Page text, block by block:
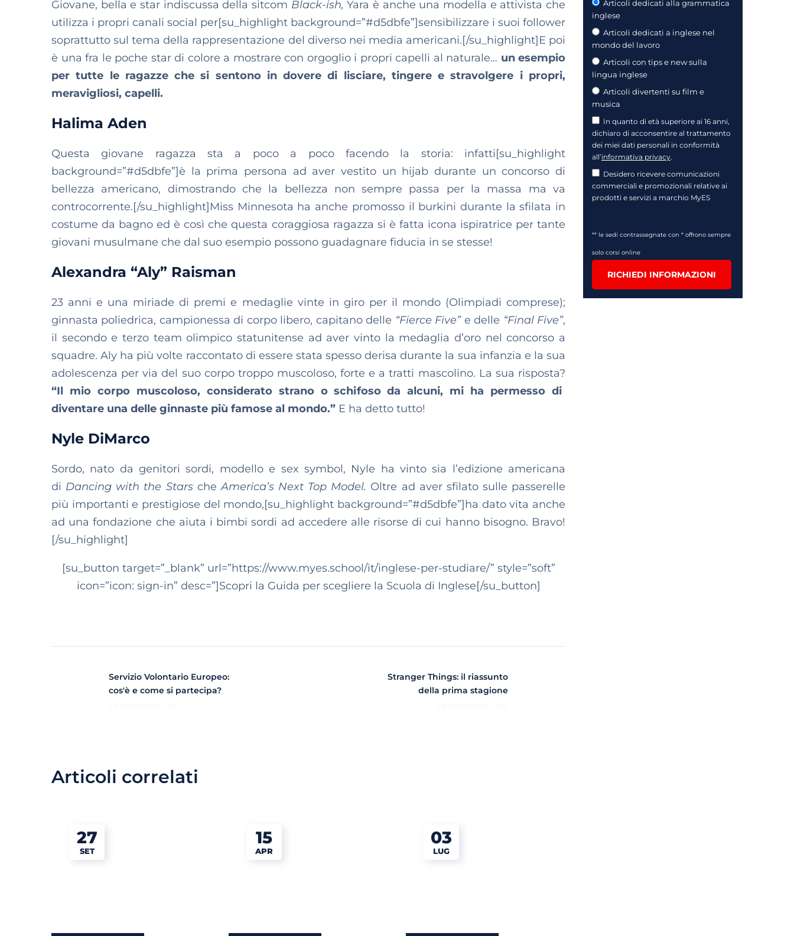
Giovane, bella e star indiscussa della sitcom Black-ish,Yara è anche una modella e attivista che
utilizza i propri canali social per[su_highlight background=”#d5dbfe”]sensibilizzare i suoi follower
soprattutto sul tema della rappresentazione del diverso nei media americani.[/su_highlight]E poi
è una fra le poche star di colore a mostrare con orgoglio i propri capelli al naturale… un esempio
per tutte le ragazze che si sentono in dovere di lisciare, tingere e stravolgere i propri,
meravigliosi, capelli.
Halima Aden
Questa giovane ragazza sta a poco a poco facendo la storia: infatti[su_highlight
background=”#d5dbfe”]è la prima persona ad aver vestito un hijab durante un concorso di
bellezza americano, dimostrando che la bellezza non sempre passa per la massa ma va
controcorrente.[/su_highlight]Miss Minnesota ha anche promosso il burkini durante la sfilata in
costume da bagno ed è così che questa coraggiosa ragazza si è fatta icona ispiratrice per tante
giovani musulmane che dal suo esempio possono guadagnare fiducia in se stesse!
Alexandra “Aly” Raisman
23 anni e una miriade di premi e medaglie vinte in giro per il mondo (Olimpiadi comprese);
ginnasta poliedrica, campionessa di corpo libero, capitano delle “Fierce Five”e delle “Final Five”,
il secondo e terzo team olimpico statunitense ad aver vinto la medaglia d’oro nel concorso a
squadre. Aly ha più volte raccontato di essere stata spesso derisa durante la sua infanzia e la sua
adolescenza per via del suo corpo troppo muscoloso, forte e a tratti mascolino. La sua risposta?
“Il mio corpo muscoloso, considerato strano o schifoso da alcuni, mi ha permesso di
diventare una delle ginnaste più famose al mondo.” E ha detto tutto!
Nyle DiMarco
Sordo, nato da genitori sordi, modello e sex symbol, Nyle ha vinto sia l’edizione americana
di Dancing with the Stars cheAmerica’s Next Top Model. Oltre ad aver sfilato sulle passerelle
più importanti e prestigiose del mondo,[su_highlight background=”#d5dbfe”]ha dato vita anche
ad una fondazione che aiuta i bimbi sordi ad accedere alle risorse di cui hanno bisogno. Bravo!
[/su_highlight]
[su_button target=”_blank” url=”https://www.myes.school/it/inglese-per-studiare/” style=”soft”
icon=”icon: sign-in” desc=”]Scopri la Guida per scegliere la Scuola di Inglese[/su_button]
Servizio Volontario Europeo:
cos'è e come si partecipa?
Stranger Things: il riassunto
della prima stagione
Articoli correlati
27
SET
15
APR
03
LUG
Articoli dedicati alla grammatica
inglese
Articoli dedicati a inglese nel
mondo del lavoro
Articoli con tips e new sulla
lingua inglese
Articoli divertenti su film e
musica
In quanto di età superiore ai 16 anni,
dichiaro di acconsentire al trattamento
dei miei dati personali in conformità
all’informativa privacy.
Desidero ricevere comunicazioni
commerciali e promozionali relative ai
prodotti e servizi a marchio MyES
** le sedi contrassegnate con * offrono sempre
solo corsi online
RICHIEDI INFORMAZIONI